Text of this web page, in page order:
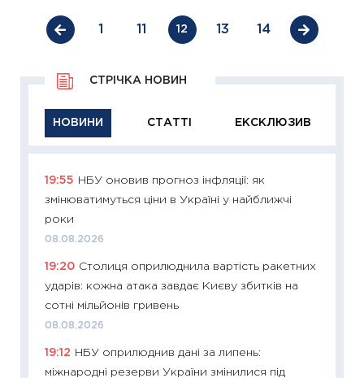
1 11 12 13 14
НОВИНИ СТАТТІ ЕКСКЛЮЗИВ
СТРІЧКА НОВИН
19:55
НБУ оновив прогноз інфляції: як
змінюватимуться ціни в Україні у найближчі
роки
08.08.2026
19:20 Столиця оприлюднила вартість ракетних
ударів: кожна атака завдає Києву збитків на
сотні мільйонів гривень
08.08.2026
19:12
НБУ оприлюднив дані за липень:
міжнародні резерви України змінилися під